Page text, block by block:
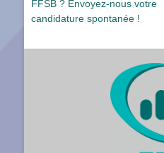
l’article
précédent :
FFSB ? Envoyez-nous votre
candidature spontanée !